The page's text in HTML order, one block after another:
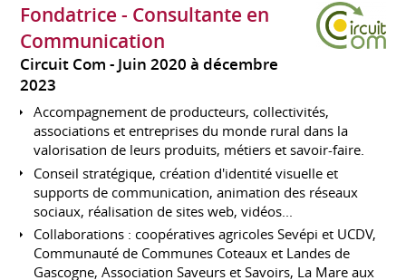
Fondatrice - Consultante en
Communication
Circuit Com
Juin 2020 à décembre
2023
Accompagnement de producteurs, collectivités,
associations et entreprises du monde rural dans la
valorisation de leurs produits, métiers et savoir-faire.
Conseil stratégique, création d'identité visuelle et
supports de communication, animation des réseaux
sociaux, réalisation de sites web, vidéos...
Collaborations : coopératives agricoles Sevépi et UCDV,
Communauté de Communes Coteaux et Landes de
Gascogne, Association Saveurs et Savoirs, La Mare aux